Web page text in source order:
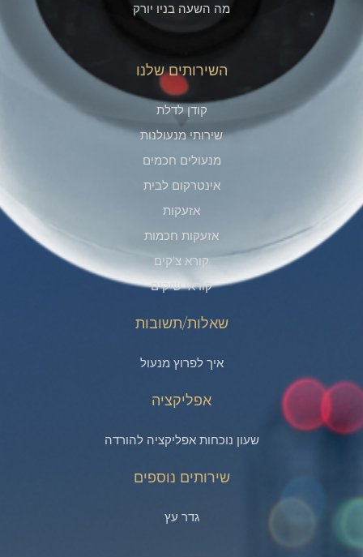
מה השעה בניו יורק
השירותים שלנו
קודן לדלת
שירותי מנעולנות
מנעולים חכמים
אינטרקום לבית
אזעקות
אזעקות חכמות
קורא צ'קים​
קוראי שיקים
שאלות/תשובות
איך לפרוץ מנעול
אפליקציה
שעון נוכחות אפליקציה להורדה
שירותים נוספים
גדר עץ